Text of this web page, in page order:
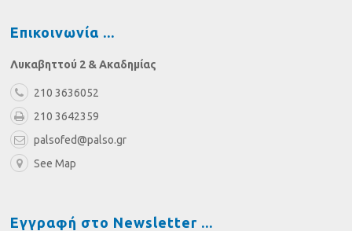
Επικοινωνία
Λυκαβηττού 2 & Ακαδημίας
210 3636052
210 3642359
palsofed@palso.gr
See Map
Εγγραφή στο Newsletter